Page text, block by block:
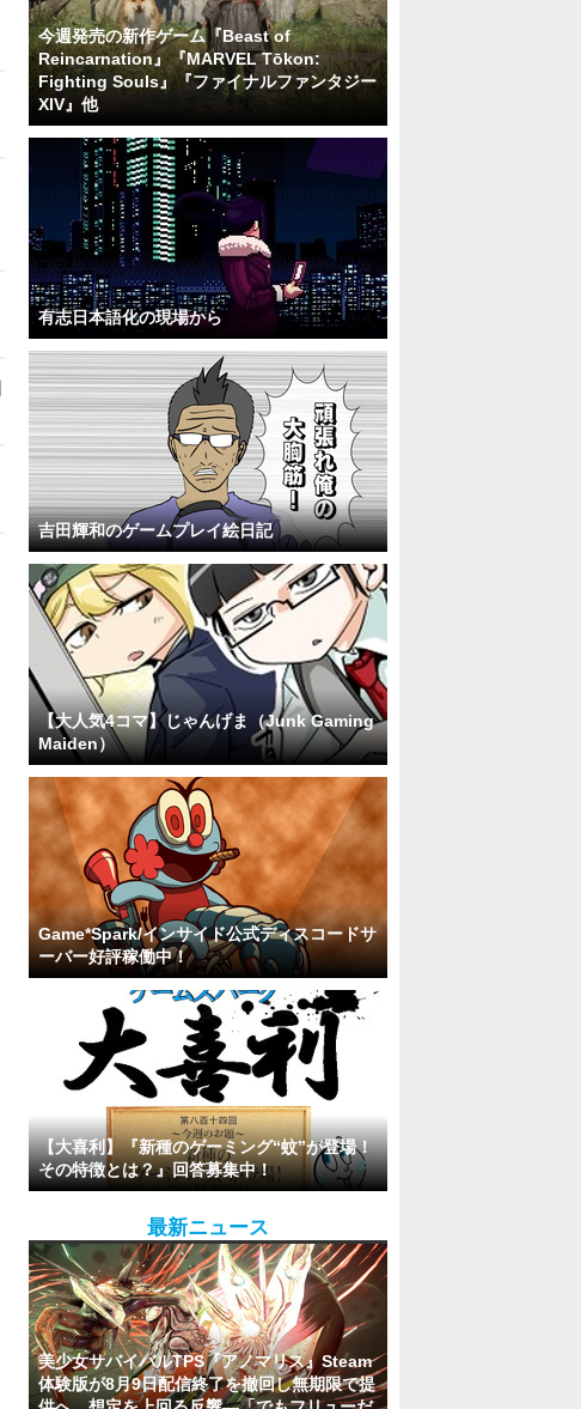
今週発売の新作ゲーム『Beast of
Reincarnation』『MARVEL Tōkon:
Fighting Souls』『ファイナルファンタジー
XIV』他
有志日本語化の現場から
吉田輝和のゲームプレイ絵日記
【大人気4コマ】じゃんげま（Junk Gaming
Maiden）
Game*Spark/インサイド公式ディスコードサ
ーバー好評稼働中！
【大喜利】『新種のゲーミング“蚊”が登場！
その特徴とは？』回答募集中！
最新ニュース
美少女サバイバルTPS『アノマリス』Steam
体験版が8月9日配信終了を撤回し無期限で提